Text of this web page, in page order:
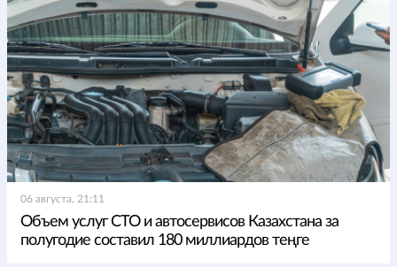
06 августа, 21:11
Объем услуг СТО и автосервисов Казахстана за
полугодие составил 180 миллиардов теңге